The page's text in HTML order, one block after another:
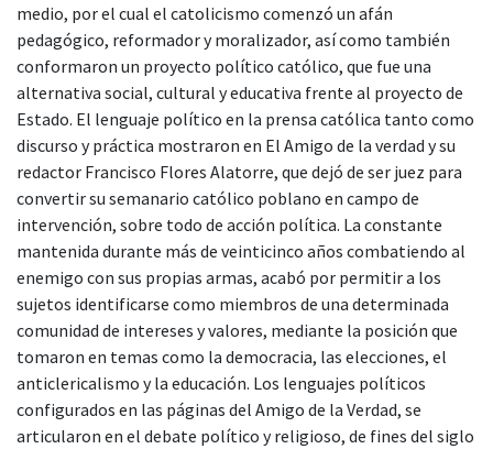
medio, por el cual el catolicismo comenzó un afán
pedagógico, reformador y moralizador, así como también
conformaron un proyecto político católico, que fue una
alternativa social, cultural y educativa frente al proyecto de
Estado. El lenguaje político en la prensa católica tanto como
discurso y práctica mostraron en El Amigo de la verdad y su
redactor Francisco Flores Alatorre, que dejó de ser juez para
convertir su semanario católico poblano en campo de
intervención, sobre todo de acción política. La constante
mantenida durante más de veinticinco años combatiendo al
enemigo con sus propias armas, acabó por permitir a los
sujetos identificarse como miembros de una determinada
comunidad de intereses y valores, mediante la posición que
tomaron en temas como la democracia, las elecciones, el
anticlericalismo y la educación. Los lenguajes políticos
configurados en las páginas del Amigo de la Verdad, se
articularon en el debate político y religioso, de fines del siglo